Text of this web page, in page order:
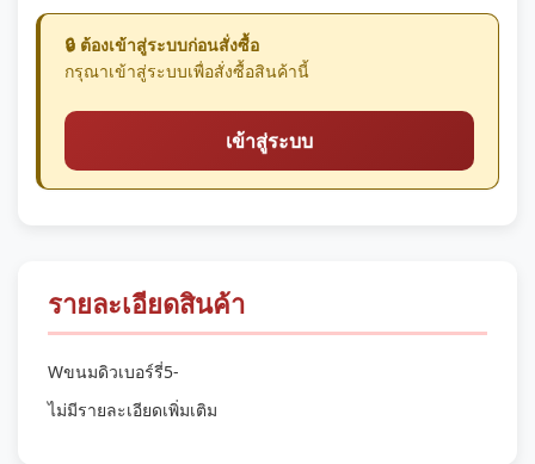
🔒 ต้องเข้าสู่ระบบก่อนสั่งซื้อ
กรุณาเข้าสู่ระบบเพื่อสั่งซื้อสินค้านี้
เข้าสู่ระบบ
รายละเอียดสินค้า
Wขนมดิวเบอร์รี่5-
ไม่มีรายละเอียดเพิ่มเติม